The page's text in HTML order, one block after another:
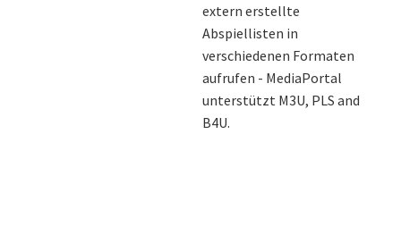
extern erstellte
Abspiellisten in
verschiedenen Formaten
aufrufen - MediaPortal
unterstützt M3U, PLS and
B4U.